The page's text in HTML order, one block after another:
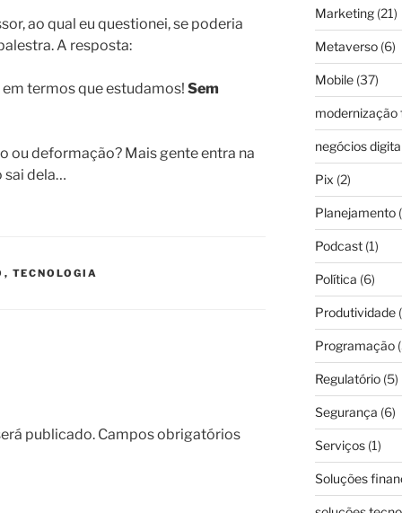
ao qual eu questionei, se poderia
A resposta:
termos que estudamos! Sem
ou deformação? Mais gente entra na
sai dela…
, TECNOLOGIA
publicado. Campos obrigatórios
Marketing(21)
Metaverso(6)
Mobile(37)
modernização
negócios
Pix (2)
Planejamento
Podcast(1)
Política (6)
Produtividade
Programação
Regulatório(5)
Segurança (6)
Serviços(1)
Soluções